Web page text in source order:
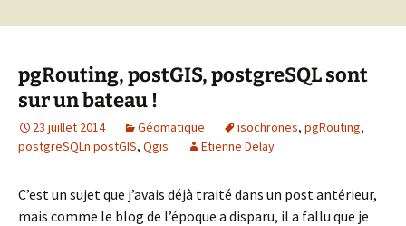
pgRouting, postGIS, postgreSQL sont
sur un bateau !
23 juillet 2014 Géomatique isochrones, pgRouting,
postgreSQLn postGIS, Qgis Etienne Delay
C’est un sujet que j’avais déjà traité dans un post antérieur,
mais comme le blog de l’époque a disparu, il a fallu que je